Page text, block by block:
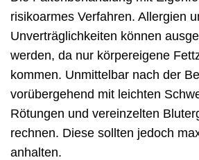
risikoarmes Verfahren. Allergien
Unverträglichkeiten können
werden, da nur körpereigene
kommen. Unmittelbar nach der
vorübergehend mit leichten
Rötungen und vereinzelten
rechnen. Diese sollten jedoch
anhalten.